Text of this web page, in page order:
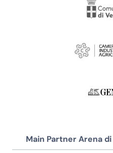
Main Partner Arena